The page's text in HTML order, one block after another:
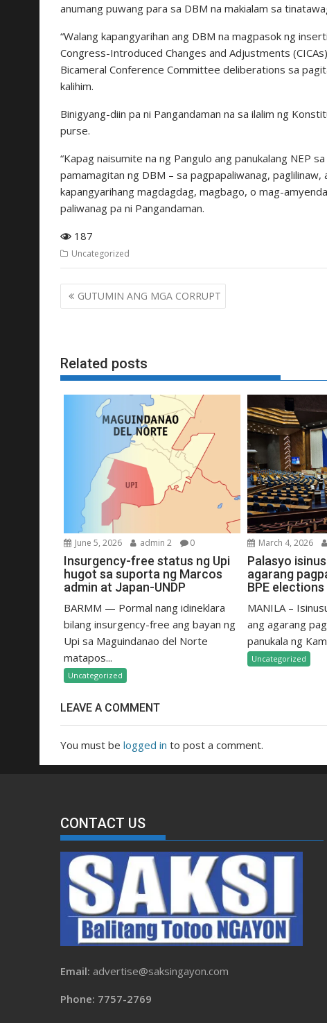
anumang puwang para sa DBM na makialam sa
“Walang kapangyarihan ang DBM na magpasok ng
Congress-Introduced Changes and Adjustments
Bicameral Conference Committee deliberations sa
kalihim.
Binigyang-diin pa ni Pangandaman na sa ilalim ng
purse.
“Kapag naisumite na ng Pangulo ang panukalang NEP
pamamagitan ng DBM – sa pagpapaliwanag,
kapangyarihang magdagdag, magbago, o mag-
paliwanag pa ni Pangandaman.
187
Uncategorized
Post
navigation
GUTUMIN ANG MGA CORRUPT
Related posts
June 5, 2026 admin 2 0
Insurgency-free status ng Upi
hugot sa suporta ng Marcos
admin at Japan-UNDP
BARMM — Pormal nang idineklara
bilang insurgency-free ang bayan ng
Upi sa Maguindanao del Norte
matapos...
Uncategorized
March 4, 2026
Palasyo
agarang
BPE elections
MANILA –
ang agarang
panukala ng
Uncategorized
LEAVE A COMMENT
You must be logged in to post a comment.
CONTACT US
Email: advertise@saksingayon.com
Phone: 7757-2769